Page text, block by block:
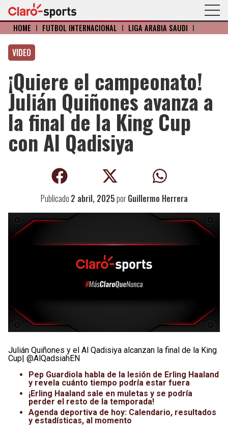
HOME I FÚTBOL INTERNACIONAL I LIGA ARABIA SAUDÍ I
VIDEO
¡Quiere el campeonato!
Julián Quiñones avanza a
la final de la King Cup
con Al Qadisiya
Publicado 2 abril, 2025porGuillermo Herrera
Julián Quiñones y el Al Qadisiya alcanzan la final de la King
Cup| @AlQadsiahEN
Pep Guardiola habla de la lesión de Erling Haaland
y revela cuánto tiempo podría estar fuera
¡Erling Haaland sale en muletas y se podría
perder el resto de la temporada!
Agenda deportiva de hoy: Calendario, resultados
y estadísticas, al momento